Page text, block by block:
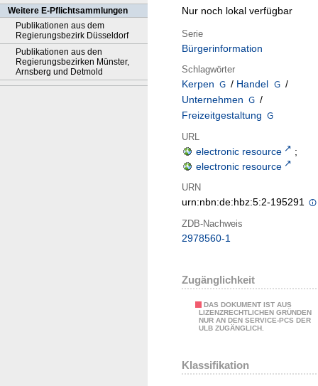
Weitere E-Pflichtsammlungen
Publikationen aus dem
Regierungsbezirk Düsseldorf
Publikationen aus den
Regierungsbezirken Münster,
Arnsberg und Detmold
Nur noch lokal verfügbar
Serie
Bürgerinformation
Schlagwörter
Kerpen / Handel
/
Unternehmen
/
Freizeitgestaltung
URL
electronic resource
;
electronic resource
URN
urn:nbn:de:hbz:5:2-195291
ZDB-Nachweis
2978560-1
Zugänglichkeit
DAS DOKUMENT IST AUS
LIZENZRECHTLICHEN GRÜNDEN
NUR AN DEN SERVICE-PCS DER
ULB ZUGÄNGLICH.
Klassifikation